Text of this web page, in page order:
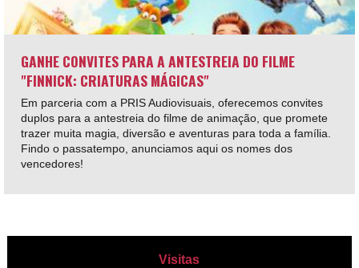
GANHE CONVITES PARA A ANTESTREIA DO FILME
"FINNICK: CRIATURAS MÁGICAS"
Em parceria com a PRIS Audiovisuais, oferecemos convites
duplos para a antestreia do filme de animação, que promete
trazer muita magia, diversão e aventuras para toda a família.
Findo o passatempo, anunciamos aqui os nomes dos
vencedores!
Visitas